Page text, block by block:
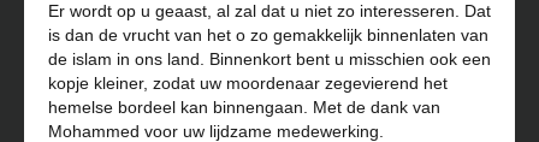
Er wordt op u geaast, al zal dat u niet zo interesseren. Dat
is dan de vrucht van het o zo gemakkelijk binnenlaten van
de islam in ons land. Binnenkort bent u misschien ook een
kopje kleiner, zodat uw moordenaar zegevierend het
hemelse bordeel kan binnengaan. Met de dank van
Mohammed voor uw lijdzame medewerking.